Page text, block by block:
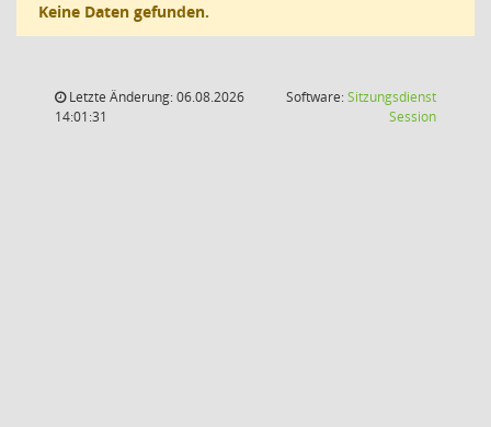
Keine Daten gefunden.
Letzte Änderung: 06.08.2026
14:01:31
Software:Sitzungsdienst
Session(Wird in